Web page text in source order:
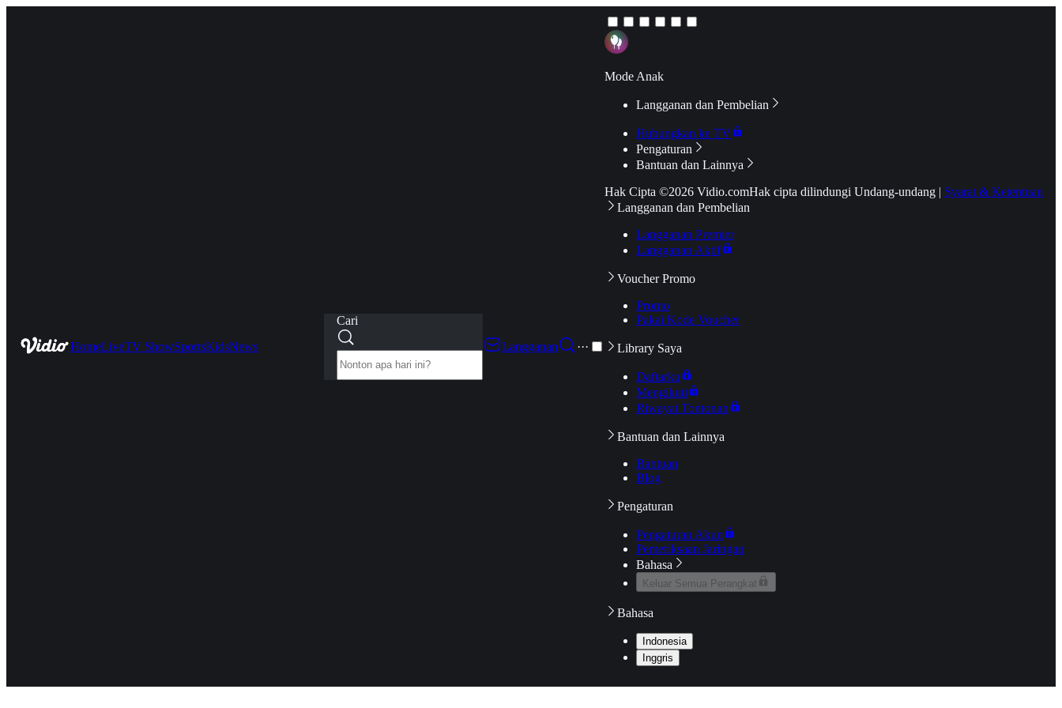
HomeLiveTV ShowSportsKidsNews
Cari
Langganan
···
Mode Anak
Langganan dan Pembelian
Hubungkan ke TV
Pengaturan
Bantuan dan Lainnya
Hak Cipta ©2026 Vidio.comHak cipta dilindungi Undang-undang | Syarat & Ketentuan
Langganan dan Pembelian
Langganan Premier
Langganan Aktif
Voucher Promo
Promo
Pakai Kode Voucher
Library Saya
Daftarku
Mengikuti
Riwayat Tontonan
Bantuan dan Lainnya
Bantuan
Blog
Pengaturan
Pengaturan Akun
Pemeriksaan Jaringan
Bahasa
Keluar Semua Perangkat
Bahasa
Indonesia
Inggris